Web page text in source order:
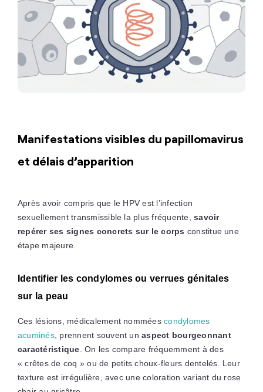
Manifestations visibles du papillomavirus
et délais d’apparition
Après avoir compris que le HPV est l’infection
sexuellement transmissible la plus fréquente,savoir
repérer ses signes concrets sur le corps constitue une
étape majeure.
Identifier les condylomes ou verrues génitales
sur la peau
Ces lésions, médicalement nomméescondylomes
acuminés, prennent souvent unaspect bourgeonnant
caractéristique . On les compare fréquemment à des
« crêtes de coq » ou de petits choux-fleurs dentelés. Leur
texture est irrégulière, avec une coloration variant du rose